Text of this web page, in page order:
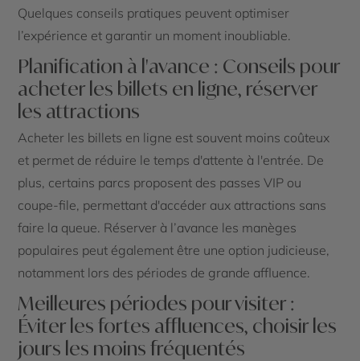
Quelques conseils pratiques peuvent optimiser
l’expérience et garantir un moment inoubliable.
Planification à l'avance : Conseils pour
acheter les billets en ligne, réserver
les attractions
Acheter les billets en ligne est souvent moins coûteux
et permet de réduire le temps d'attente à l'entrée. De
plus, certains parcs proposent des passes VIP ou
coupe-file, permettant d'accéder aux attractions sans
faire la queue. Réserver à l’avance les manèges
populaires peut également être une option judicieuse,
notamment lors des périodes de grande affluence.
Meilleures périodes pour visiter :
Éviter les fortes affluences, choisir les
jours les moins fréquentés